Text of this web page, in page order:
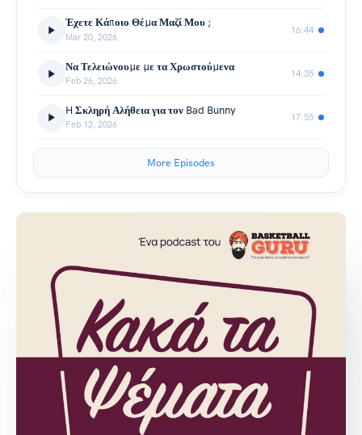
Έχετε Κάποιο Θέμα Μαζί Μου ;
Mar 20, 2026
16:44
Να Τελειώνουμε με τα Χρωστούμενα
Feb 26, 2026
14:35
H Σκληρή Αλήθεια για τον Bad Bunny
Feb 12, 2026
17:55
More Episodes